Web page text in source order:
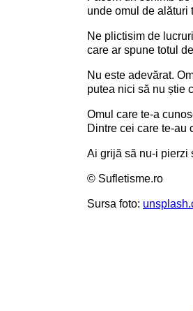
unde omul de alături
Ne plictisim de
care ar spune totul
Nu este adevărat.
putea nici să nu știe
Omul care te-a
Dintre cei care te-au
Ai grijă să nu-i pierzi
© Sufletisme.ro
Sursa foto: